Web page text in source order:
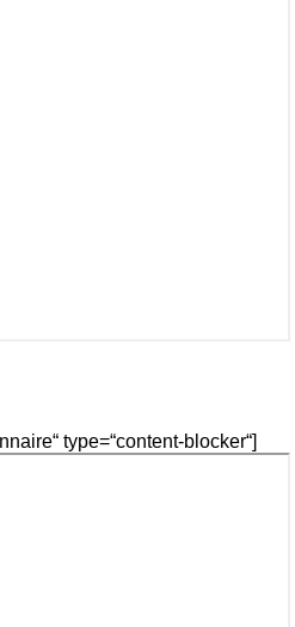
type=“content-blocker“]